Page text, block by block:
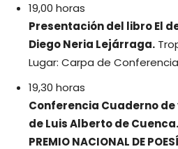
19,00 horas
Presentación del libro El
Diego Neria Lejárraga.
Lugar: Carpa de
19,30 horas
Conferencia Cuaderno
de Luis Alberto de
PREMIO NACIONAL DE